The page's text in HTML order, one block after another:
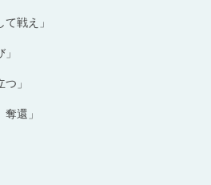
戦え」
」
還」